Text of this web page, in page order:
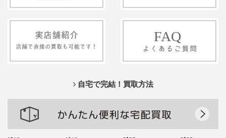
自宅で完結！買取方法